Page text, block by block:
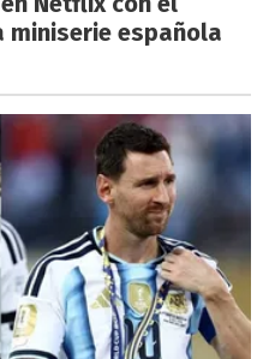
miniserie española